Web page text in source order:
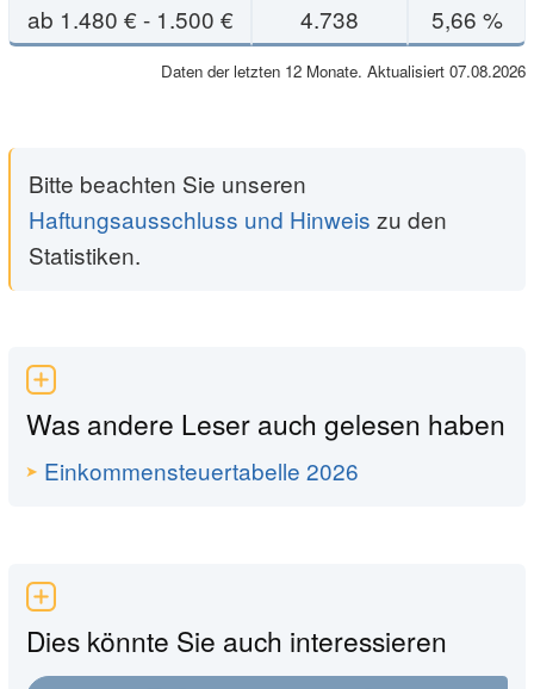
ab 1.480 € - 1.500 €
4.738 5,66 %
Daten der letzten 12 Monate. Aktualisiert 07.08.2026
Bitte beachten Sie unseren
Haftungsausschluss und Hinweis zu den
Statistiken.
Was andere Leser auch gelesen haben
Einkommensteuertabelle 2026
Dies könnte Sie auch interessieren